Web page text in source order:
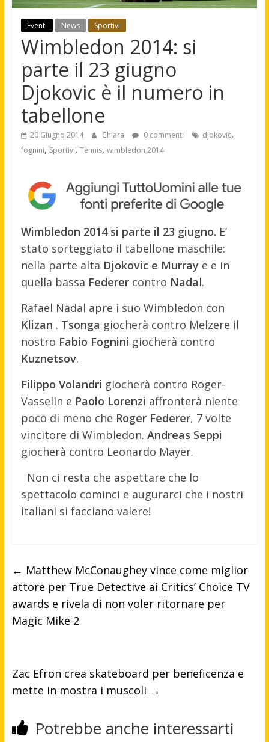
Eventi News Sportivi
Wimbledon 2014: si
parte il 23 giugno
Djokovic è il numero in
tabellone
20 Giugno 2014 Chiara 0 commenti djokovic,
fognini, Sportivi, Tennis, wimbledon 2014
Wimbledon 2014 si parte il 23 giugno. E’
stato sorteggiato il tabellone maschile:
nella parte alta Djokovic e Murray e e in
quella bassa Federercontro Nadal.
Rafael Nadal apre i suo Wimbledon con
Klizan . Tsonga giocherà contro Melzere il
nostro Fabio Fognini giocherà contro
Kuznetsov.
Filippo Volandri giocherà contro Roger-
Vasselin e Paolo Lorenzi affronterà niente
poco di meno che Roger Federer, 7 volte
vincitore di Wimbledon. Andreas Seppi
giocherà contro Leonardo Mayer.
Non ci resta che aspettare che lo
spettacolo cominci e augurarci che i nostri
italiani si facciano valere!
← Matthew McConaughey vince come miglior
attore per True Detective ai Critics’ Choice TV
awards e rivela di non voler ritornare per
Magic Mike 2
Zac Efron crea skateboard per beneficenza e
mette in mostra i muscoli →
Potrebbe anche interessarti